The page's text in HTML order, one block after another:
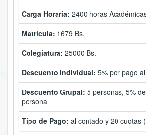
Carga Horaria: 2400 horas
Matrícula: 1679 Bs.
Colegiatura: 25000 Bs.
Descuento Individual: 5% por pago
Descuento Grupal: 5 personas, 5%
persona
Tipo de Pago: al contado y 20 cuotas